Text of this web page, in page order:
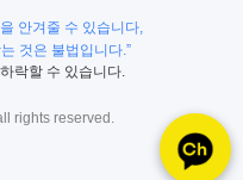
안겨줄 수 있습니다,
것은 불법입니다.”
락할 수 있습니다.
rights reserved.